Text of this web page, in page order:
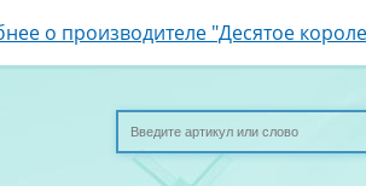
о производителе "Десятое